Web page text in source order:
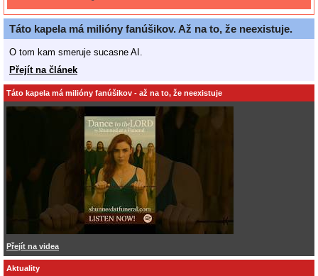
Táto kapela má milióny fanúšikov. Až na to, že neexistuje.
O tom kam smeruje sucasne AI.
Přejít na článek
Táto kapela má milióny fanúšikov - až na to, že neexistuje
Přejít na videa
Aktuality